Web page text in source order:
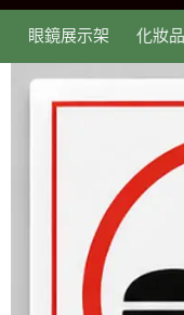
眼鏡展示架 化妝